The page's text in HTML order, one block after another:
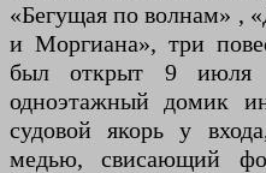
«Бегущая по волнам» ,
и Моргиана», три
был открыт 9 июля
одноэтажный домик
судовой якорь у
медью, свисающий